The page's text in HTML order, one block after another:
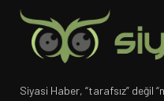
Siyasi Haber, “tarafsız” değil